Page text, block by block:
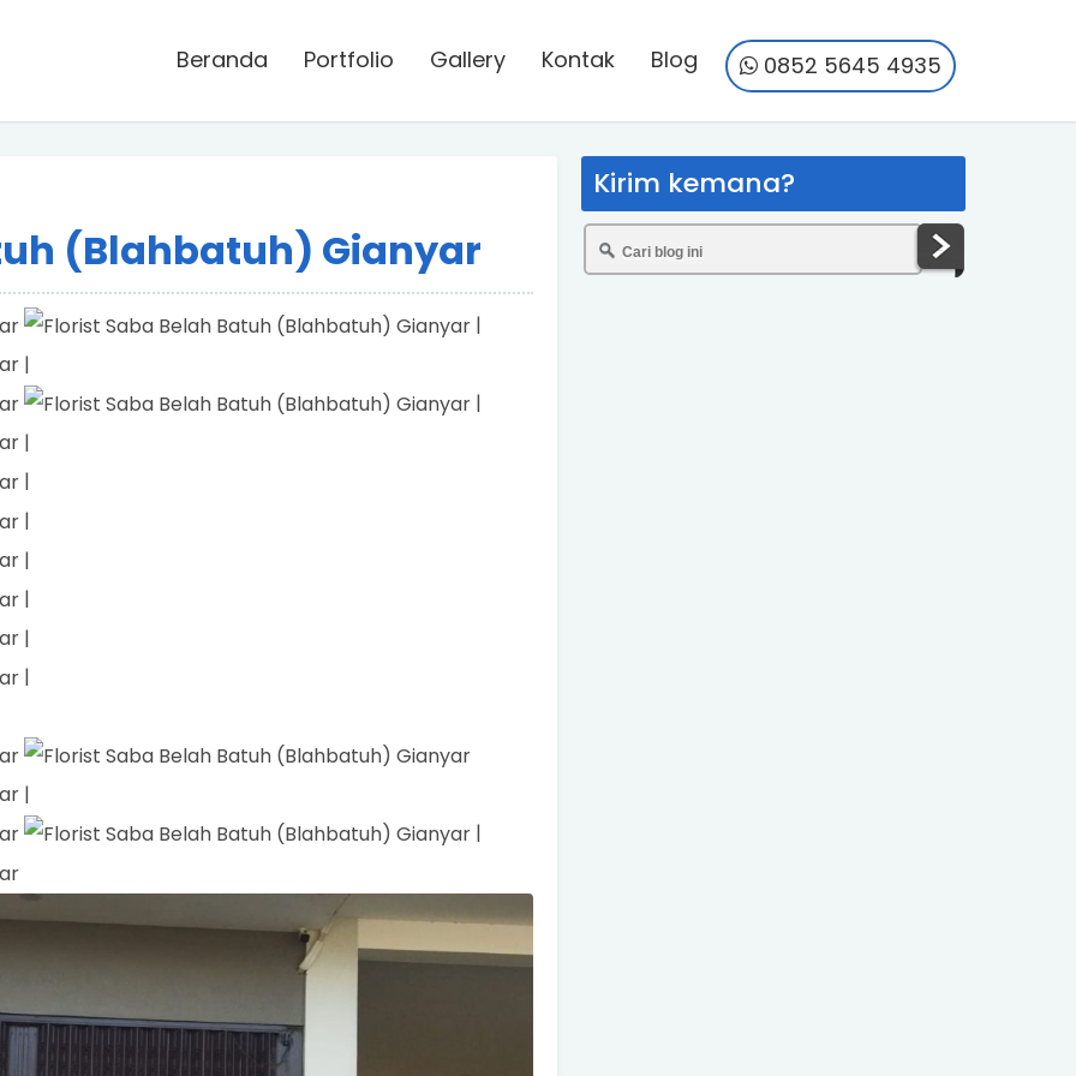
Beranda Portfolio Gallery Kontak Blog 0852 5645 4935
(Blahbatuh) Gianyar
|
|
|
|
|
|
|
|
|
|
|
|
Kirim kemana?